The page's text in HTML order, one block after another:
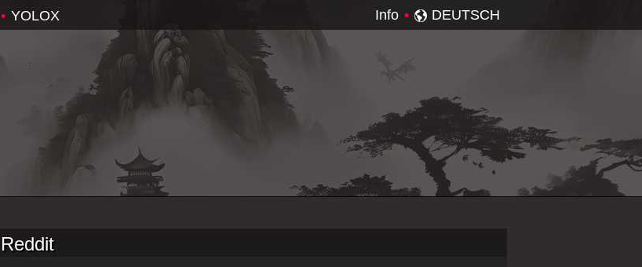
• YOLOX Info •
Reddit